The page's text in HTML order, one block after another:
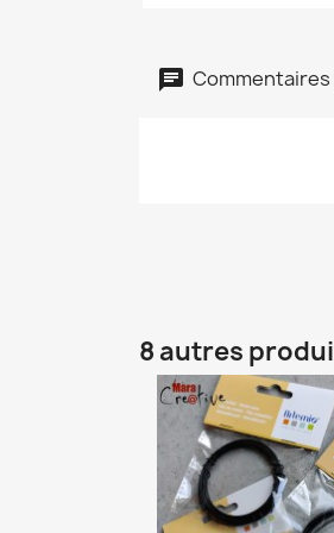
Commentaires
8 autres